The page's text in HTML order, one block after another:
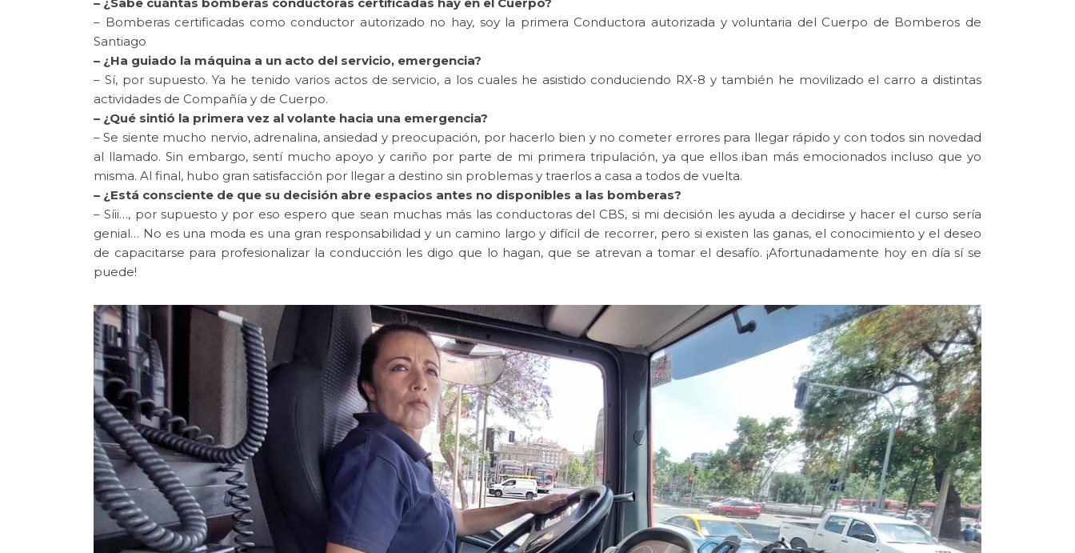
– Bomberas certificadas como conductor autorizado no hay, soy la primera Conductora autorizada y voluntaria del Cuerpo de Bomberos de
Santiago
– ¿Ha guiado la máquina a un acto del servicio, emergencia?
– Sí, por supuesto. Ya he tenido varios actos de servicio, a los cuales he asistido conduciendo RX-8 y también he movilizado el carro a distintas
actividades de Compañía y de Cuerpo.
– ¿Qué sintió la primera vez al volante hacia una emergencia?
– Se siente mucho nervio, adrenalina, ansiedad y preocupación, por hacerlo bien y no cometer errores para llegar rápido y con todos sin novedad
al llamado. Sin embargo, sentí mucho apoyo y cariño por parte de mi primera tripulación, ya que ellos iban más emocionados incluso que yo
misma. Al final, hubo gran satisfacción por llegar a destino sin problemas y traerlos a casa a todos de vuelta.
– ¿Está consciente de que su decisión abre espacios antes no disponibles a las bomberas?
– Síii…, por supuesto y por eso espero que sean muchas más las conductoras del CBS, si mi decisión les ayuda a decidirse y hacer el curso sería
genial… No es una moda es una gran responsabilidad y un camino largo y difícil de recorrer, pero si existen las ganas, el conocimiento y el deseo
de capacitarse para profesionalizar la conducción les digo que lo hagan, que se atrevan a tomar el desafío. ¡Afortunadamente hoy en día sí se
puede!